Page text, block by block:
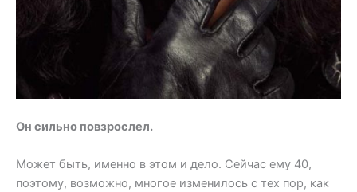
Он сильно повзрослел.
Может быть, именно в этом и дело. Сейчас ему 40,
поэтому, возможно, многое изменилось с тех пор, как